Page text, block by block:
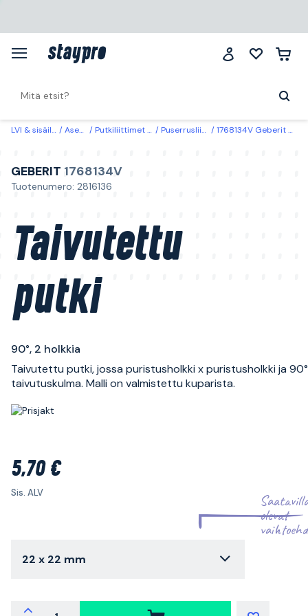
LVI & sisäilma Asennus Putkiliittimet & adapterit Puserrusliittimet & -kulmat 1768134V Geberit Taivutettu putki 90°, 2 holkkia 22 x 22 mm
GEBERIT 1768134V
Tuotenumero: 2816136
Taivutettu
putki
90°, 2 holkkia
Taivutettu putki, jossa puristusholkki x puristusholkki ja 90°
taivutuskulma. Malli on valmistettu kuparista.
5,70 €
Sis. ALV
olevat
22 x 22 mm